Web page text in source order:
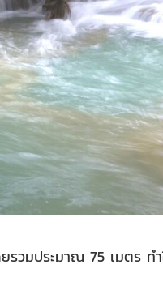
วมประมาณ 75 เมตร ทำ